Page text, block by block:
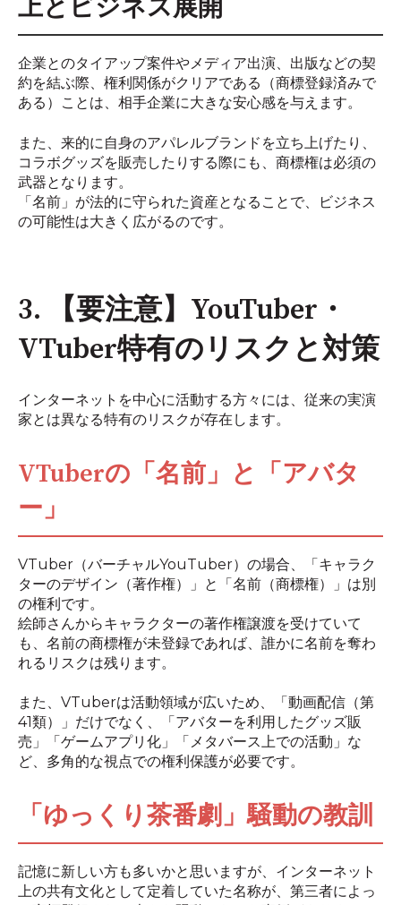
上とビジネス展開
企業とのタイアップ案件やメディア出演、出版などの契
約を結ぶ際、権利関係がクリアである（商標登録済みで
ある）ことは、相手企業に大きな安心感を与えます。
また、来的に自身のアパレルブランドを立ち上げたり、
コラボグッズを販売したりする際にも、商標権は必須の
武器となります。
「名前」が法的に守られた資産となることで、ビジネス
の可能性は大きく広がるのです。
3. 【要注意】YouTuber・
VTuber特有のリスクと対策
インターネットを中心に活動する方々には、従来の実演
家とは異なる特有のリスクが存在します。
VTuberの「名前」と「アバタ
ー」
VTuber（バーチャルYouTuber）の場合、「キャラク
ターのデザイン（著作権）」と「名前（商標権）」は別
の権利です。
絵師さんからキャラクターの著作権譲渡を受けていて
も、名前の商標権が未登録であれば、誰かに名前を奪わ
れるリスクは残ります。
また、VTuberは活動領域が広いため、「動画配信（第
41類）」だけでなく、「アバターを利用したグッズ販
売」「ゲームアプリ化」「メタバース上での活動」な
ど、多角的な視点での権利保護が必要です。
「ゆっくり茶番劇」騒動の教訓
記憶に新しい方も多いかと思いますが、インターネット
上の共有文化として定着していた名称が、第三者によっ